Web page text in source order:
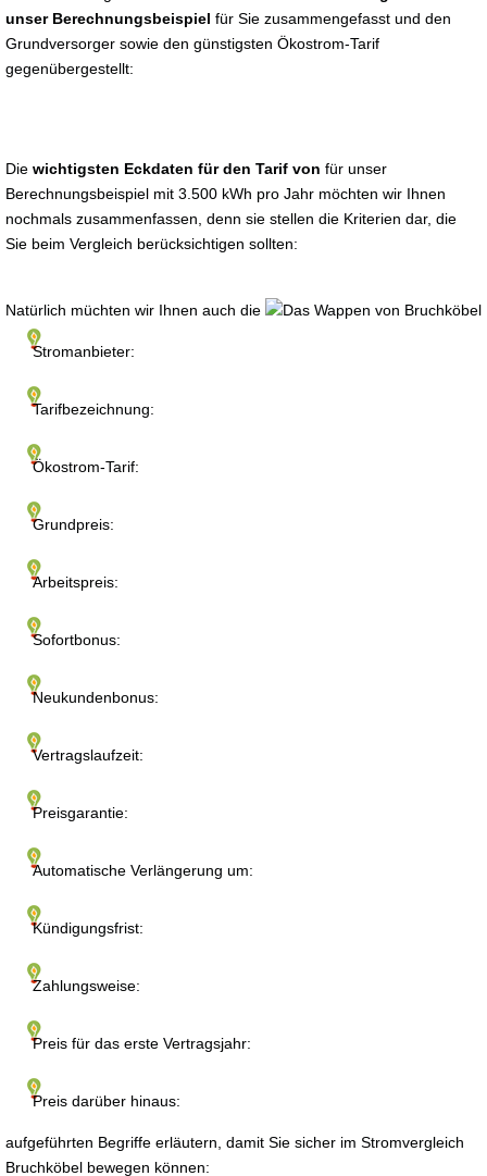
unser Berechnungsbeispiel für Sie zusammengefasst und den
Grundversorger sowie den günstigsten Ökostrom-Tarif
gegenübergestellt:
Die wichtigsten Eckdaten für den Tarif von für unser
Berechnungsbeispiel mit 3.500 kWh pro Jahr möchten wir Ihnen
nochmals zusammenfassen, denn sie stellen die Kriterien dar, die
Sie beim Vergleich berücksichtigen sollten:
Stromanbieter:
Tarifbezeichnung:
Ökostrom-Tarif:
Grundpreis:
Arbeitspreis:
Sofortbonus:
Neukundenbonus:
Vertragslaufzeit:
Preisgarantie:
Automatische Verlängerung um:
Kündigungsfrist:
Zahlungsweise:
Preis für das erste Vertragsjahr:
Preis darüber hinaus:
Natürlich müchten wir Ihnen auch die
aufgeführten Begriffe erläutern, damit Sie sicher im Stromvergleich
Bruchköbel bewegen können: